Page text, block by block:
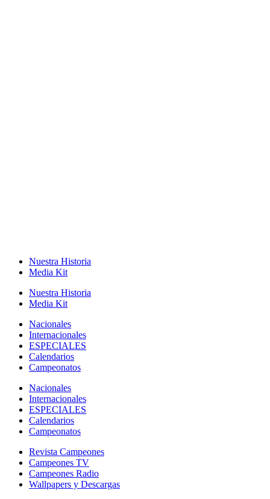
Nuestra Historia
Media Kit
Nuestra Historia
Media Kit
Nacionales
Internacionales
ESPECIALES
Calendarios
Campeonatos
Nacionales
Internacionales
ESPECIALES
Calendarios
Campeonatos
Revista Campeones
Campeones TV
Campeones Radio
Wallpapers y Descargas